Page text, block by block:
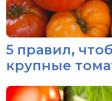
5 правил,
крупные